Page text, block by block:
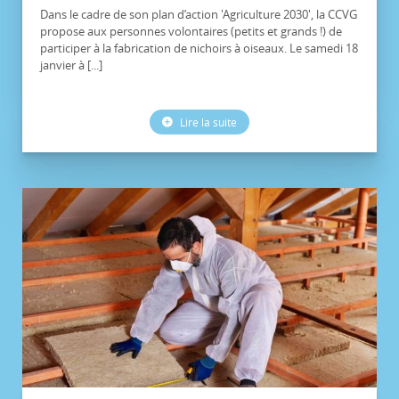
Dans le cadre de son plan d’action 'Agriculture 2030', la CCVG
propose aux personnes volontaires (petits et grands !) de
participer à la fabrication de nichoirs à oiseaux. Le samedi 18
janvier à [...]
Lire la suite